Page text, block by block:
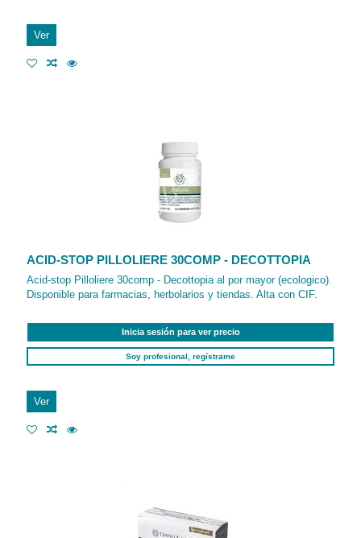
Ver
ACID-STOP PILLOLIERE 30COMP - DECOTTOPIA
Acid-stop Pilloliere 30comp - Decottopia al por mayor (ecologico).
Disponible para farmacias, herbolarios y tiendas. Alta con CIF.
Inicia sesión para ver precio
Soy profesional, regístrame
Ver